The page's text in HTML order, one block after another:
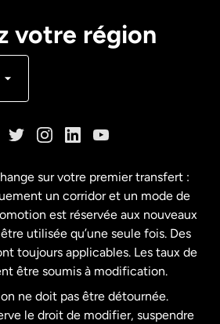
votre région
Français
English
Español
sur votre premier transfert :
un corridor et un mode de
est réservée aux nouveaux
utilisée qu’une seule fois. Des
toujours applicables. Les taux de
être soumis à modification.
ne doit pas être détournée.
le droit de modifier, suspendre